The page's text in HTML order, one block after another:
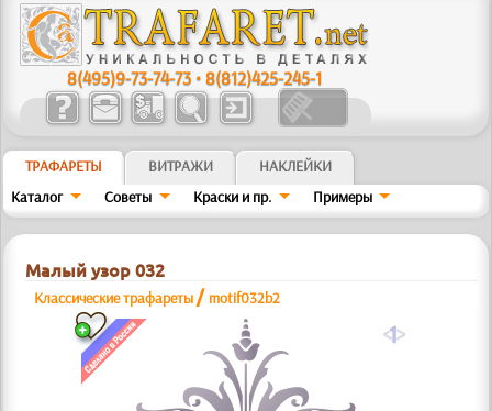
8(495)9-73-74-73 •8(812)425-245-1
ТРАФАРЕТЫ ВИТРАЖИ
НАКЛЕЙКИ
Каталог
Советы Краски и пр. Примеры
Малый узор 032
Классические трафареты / motif032b2
a